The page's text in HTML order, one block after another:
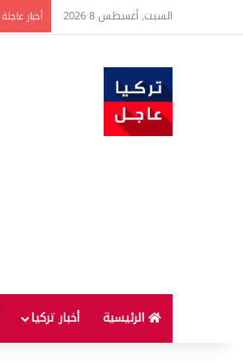
السبت, أغسطس 8 2026 أخبار عاجلة
الرئيسية أخبار تركيا